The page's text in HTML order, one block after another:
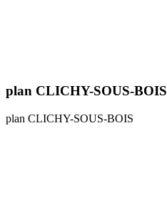
plan CLICHY-SOUS-BOIS
plan CLICHY-SOUS-BOIS